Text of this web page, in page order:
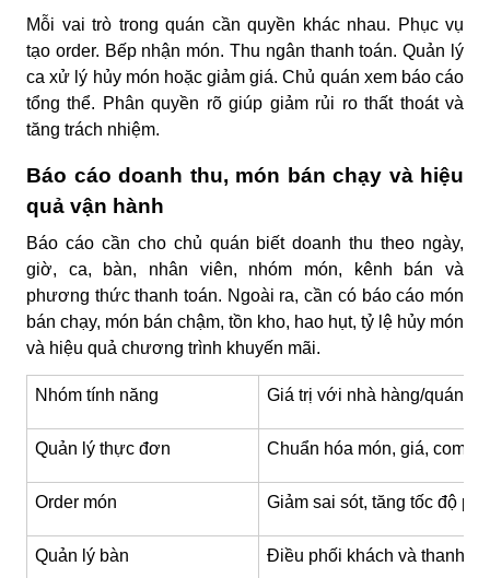
Mỗi vai trò trong quán cần quyền khác nhau. Phục vụ
tạo order. Bếp nhận món. Thu ngân thanh toán. Quản lý
ca xử lý hủy món hoặc giảm giá. Chủ quán xem báo cáo
tổng thể. Phân quyền rõ giúp giảm rủi ro thất thoát và
tăng trách nhiệm.
Báo cáo doanh thu, món bán chạy và hiệu
quả vận hành
Báo cáo cần cho chủ quán biết doanh thu theo ngày,
giờ, ca, bàn, nhân viên, nhóm món, kênh bán và
phương thức thanh toán. Ngoài ra, cần có báo cáo món
bán chạy, món bán chậm, tồn kho, hao hụt, tỷ lệ hủy món
và hiệu quả chương trình khuyến mãi.
Nhóm tính năng Giá trị với nhà hàng/quán
Quản lý thực đơn Chuẩn hóa món, giá,
Order món Giảm sai sót, tăng tốc độ
Quản lý bàn Điều phối khách và thanh